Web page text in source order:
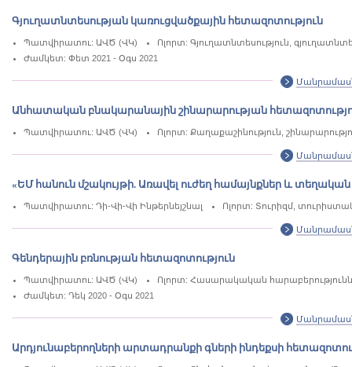
Գյուղատնտեսության կառուցվածքային հետազոտություն
Պատվիրատու: ԱՎԾ (ՎԿ)
Ոլորտ: Գյուղատնտեսություն,
Ժամկետ: Փետ 2021 - Օգս 2021
Անհատական բնակարանային շինարարության
Պատվիրատու: ԱՎԾ (ՎԿ) Ոլորտ: Քաղաքաշինություն,
«ԵՄ հանուն մշակույթի. Առավել ուժեղ համայնքներ և
Պատվիրատու: Դի-Վի-Վի Ինթերնեյշնալ Ոլորտ: Տուրիզմ,
Գենդերային բռնության հետազոտություն
Պատվիրատու: ԱՎԾ (ՎԿ)
Ոլորտ: Հասարակական
Ժամկետ: Դեկ 2020 - Օգս 2021
Արդյունաբերողների արտադրանքի գների ինդեքսի